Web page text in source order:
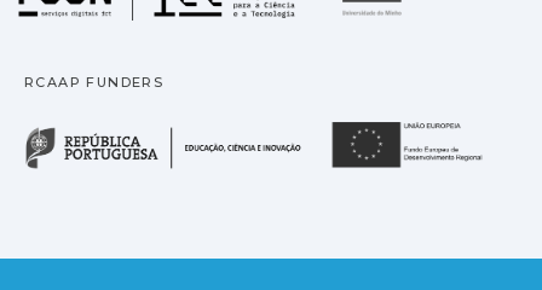
RCAAP FUNDERS
República Portuguesa